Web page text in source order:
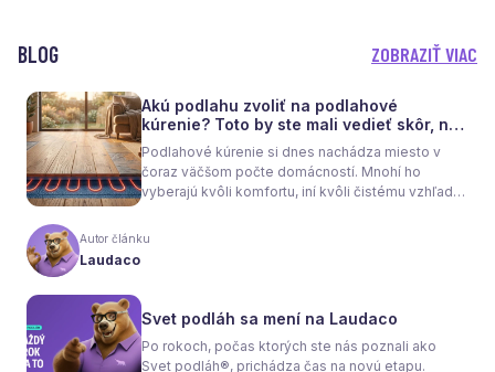
BLOG ZOBRAZIŤ VIAC
Akú podlahu zvoliť na podlahové
kúrenie? Toto by ste mali vedieť skôr, než
sa rozhodnete
Podlahové kúrenie si dnes nachádza miesto v
čoraz väčšom počte domácností. Mnohí ho
vyberajú kvôli komfortu, iní kvôli čistému vzhľadu
nielen na pocit tepla v miestnosti, ale aj na
spotrebu energie a celkové fungovanie kúrenia.
Autor článku
Laudaco
Svet podláh sa mení na Laudaco
Po rokoch, počas ktorých ste nás poznali ako
Svet podláh®, prichádza čas na novú etapu.